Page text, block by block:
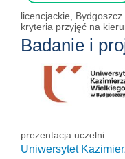
licencjackie, Bydgoszcz
kryteria przyjęć na
Badanie i
prezentacja uczelni:
Uniwersytet